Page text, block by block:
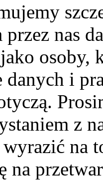
przez nas
osoby,
danych i
z
na
na